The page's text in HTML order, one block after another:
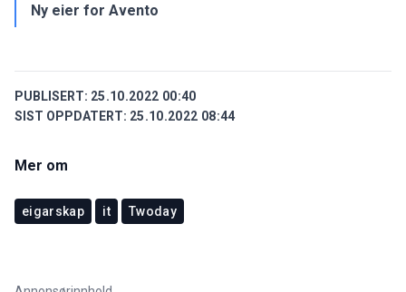
Ny eier for Avento
PUBLISERT: 25.10.2022 00:40
SIST OPPDATERT: 25.10.2022 08:44
Mer om
eigarskap it Twoday